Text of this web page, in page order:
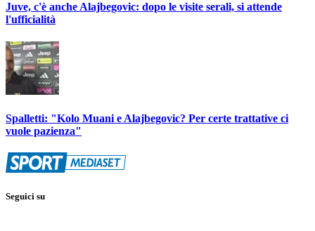
Juve, c'è anche Alajbegovic: dopo le visite serali, si attende
l'ufficialità
Spalletti: "Kolo Muani e Alajbegovic? Per certe trattative ci
vuole pazienza"
Seguici su